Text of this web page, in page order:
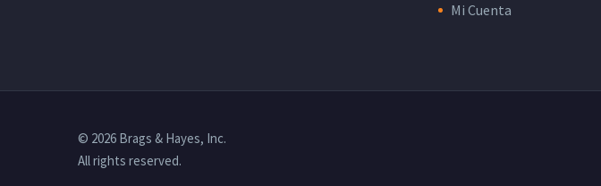
Mi Cuenta
© 2026 Brags & Hayes, Inc.
All rights reserved.